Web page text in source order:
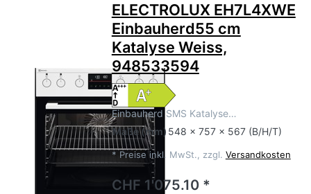
ELECTROLUX EH7L4XWE
Einbauherd55 cm
Katalyse Weiss,
948533594
Einbauherd SMS Katalyse…
Maße(mm) 548 x 757 x 567 (B/H/T)
* Preise inkl. MwSt., zzgl. Versandkosten
CHF 1'075.10 *